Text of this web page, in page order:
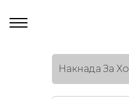
Накнада За